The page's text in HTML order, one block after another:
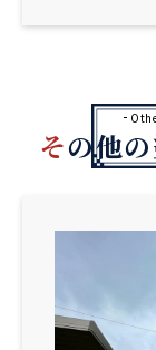
その他